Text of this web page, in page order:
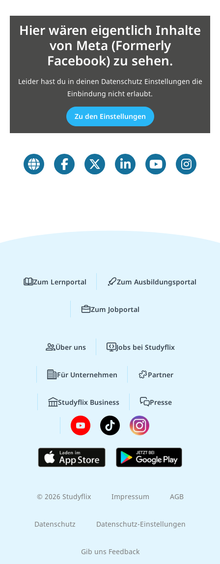
Hier wären eigentlich Inhalte
von Meta (Formerly
Facebook) zu sehen.
Leider hast du in deinen Datenschutz Einstellungen die
Einbindung nicht erlaubt.
Zu den Einstellungen
Zum Lernportal Zum Ausbildungsportal
Zum Jobportal
Über uns Jobs bei Studyflix
Für Unternehmen Partner
Studyflix Business Presse
© 2026 Studyflix Impressum AGB
Datenschutz Datenschutz-Einstellungen
Gib uns Feedback